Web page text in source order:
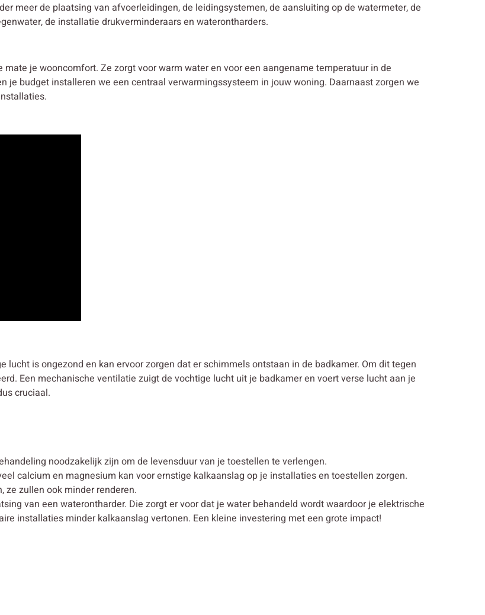
meer de plaatsing van afvoerleidingen, de leidingsystemen, de aansluiting op de watermeter, de
de installatie drukverminderaars en waterontharders.
je wooncomfort. Ze zorgt voor warm water en voor een aangename temperatuur in de
je budget installeren we een centraal verwarmingssysteem in jouw woning. Daarnaast zorgen we
is ongezond en kan ervoor zorgen dat er schimmels ontstaan in de badkamer. Om dit tegen
Een mechanische ventilatie zuigt de vochtige lucht uit je badkamer en voert verse lucht aan je
cruciaal.
noodzakelijk zijn om de levensduur van je toestellen te verlengen.
calcium en magnesium kan voor ernstige kalkaanslag op je installaties en toestellen zorgen.
ze zullen ook minder renderen.
van een waterontharder. Die zorgt er voor dat je water behandeld wordt waardoor je elektrische
installaties minder kalkaanslag vertonen. Een kleine investering met een grote impact!